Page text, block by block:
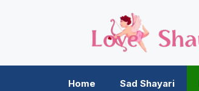
Home Sad Shayari